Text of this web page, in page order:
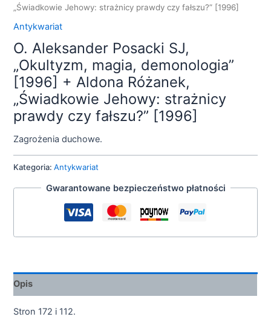
„Świadkowie Jehowy: strażnicy prawdy czy fałszu?” [1996]
Antykwariat
O. Aleksander Posacki SJ,
„Okultyzm, magia, demonologia”
[1996] + Aldona Różanek,
„Świadkowie Jehowy: strażnicy
prawdy czy fałszu?” [1996]
Zagrożenia duchowe.
Kategoria:Antykwariat
Gwarantowane bezpieczeństwo płatności
Opis
Stron 172 i 112.